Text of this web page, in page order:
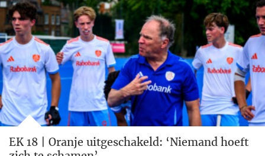
EK 18 | Oranje uitgeschakeld: ‘Niemand hoeft